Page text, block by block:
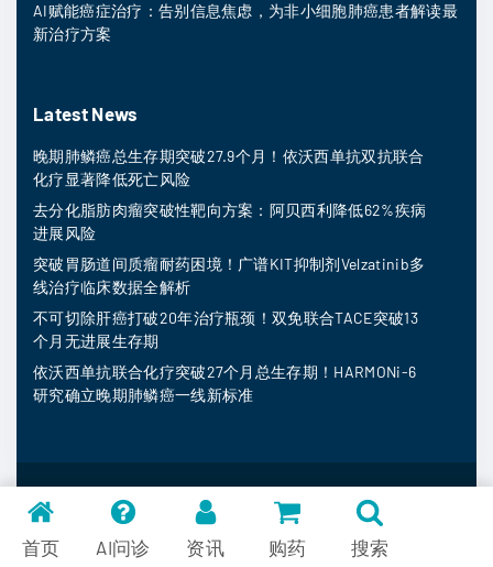
AI赋能癌症治疗：告别信息焦虑，为非小细胞肺癌患者解读最
新治疗方案
Latest News
晚期肺鳞癌总生存期突破27.9个月！依沃西单抗双抗联合
化疗显著降低死亡风险
去分化脂肪肉瘤突破性靶向方案：阿贝西利降低62%疾病
进展风险
突破胃肠道间质瘤耐药困境！广谱KIT抑制剂Velzatinib多
线治疗临床数据全解析
不可切除肝癌打破20年治疗瓶颈！双免联合TACE突破13
个月无进展生存期
依沃西单抗联合化疗突破27个月总生存期！HARMONi-6
研究确立晚期肺鳞癌一线新标准
MedFind © 2026
首页 AI问诊 资讯 购药 搜索